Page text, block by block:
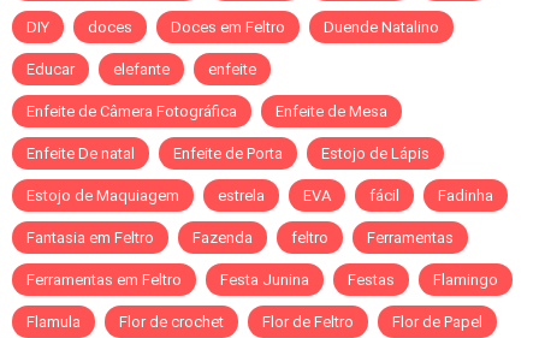
DIY doces Doces em Feltro Duende Natalino
Educar elefante enfeite
Enfeite de Câmera Fotográfica Enfeite de Mesa
Enfeite De natal Enfeite de Porta Estojo de Lápis
Estojo de Maquiagem estrela EVA fácil Fadinha
Fantasia em Feltro Fazenda feltro Ferramentas
Ferramentas em Feltro Festa Junina Festas Flamingo
Flamula Flor de crochet Flor de Feltro Flor de Papel